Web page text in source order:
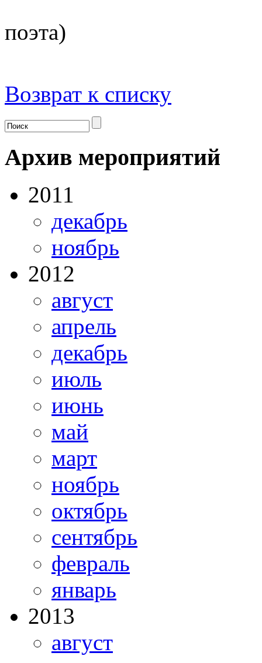
поэта)
Возврат к списку
Архив мероприятий
2011
декабрь
ноябрь
2012
август
апрель
декабрь
июль
июнь
май
март
ноябрь
октябрь
сентябрь
февраль
январь
2013
август